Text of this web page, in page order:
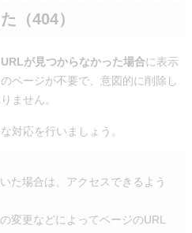
（404）
が見つからなかった場合に表示
ページが不要で、意図的に削除し
ません。
対応を行いましょう。
た場合は、アクセスできるよう
変更などによってページのURL